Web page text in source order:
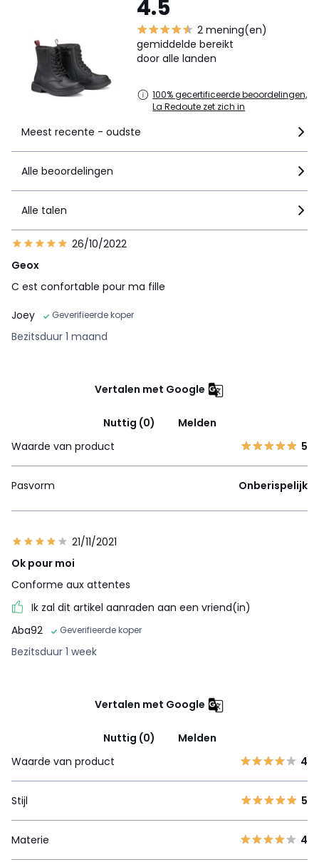
4.5
2 mening(en)
gemiddelde bereikt
door alle landen
100% gecertificeerde beoordelingen,
La Redoute zet zich in
Meest recente - oudste
Alle beoordelingen
Alle talen
26/10/2022
Geox
C est confortable pour ma fille
Joey
Geverifieerde koper
Bezitsduur 1 maand
Vertalen met Google
Nuttig (0)
Melden
Waarde van product
5
Pasvorm Onberispelijk
21/11/2021
Ok pour moi
Conforme aux attentes
Ik zal dit artikel aanraden aan een vriend(in)
Aba92
Geverifieerde koper
Bezitsduur 1 week
Vertalen met Google
Nuttig (0)
Melden
Waarde van product
4
Stijl 5
Materie 4